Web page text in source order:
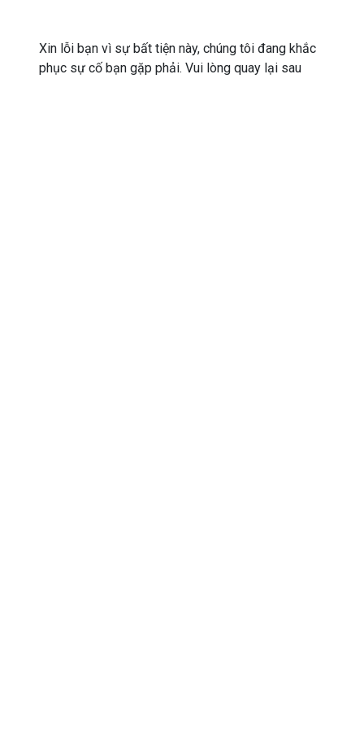
Xin lỗi bạn vì sự bất tiện này, chúng tôi đang khắc
phục sự cố bạn gặp phải. Vui lòng quay lại sau